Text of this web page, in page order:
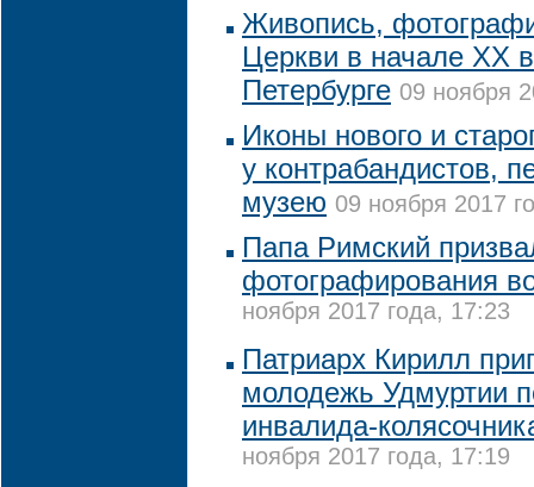
Живопись,
Церкви в начале XX
Петербурге 09 ноября
Иконы нового и
у контрабандистов,
музею 09 ноября 2017
Папа Римский
фотографирования
ноября 2017 года, 17:23
Патриарх Кирилл
молодежь Удмуртии
инвалида-
ноября 2017 года, 17:19